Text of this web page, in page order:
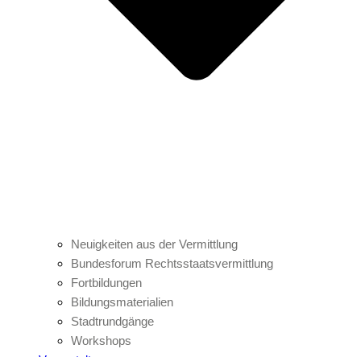
Neuigkeiten aus der Vermittlung
Bundesforum Rechtsstaatsvermittlung
Fortbildungen
Bildungsmaterialien
Stadtrundgänge
Workshops